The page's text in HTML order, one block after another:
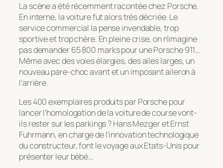
La scène a été récemment racontée chez Porsche.
En interne, la voiture fut alors très décriée. Le
service commercial la pense invendable, trop
sportive et trop chère. En pleine crise, on n’imagine
pas demander 65 800 marks pour une Porsche 911…
Même avec des voies élargies, des ailes larges, un
nouveau pare-choc avant et un imposant aileron à
l’arrière.
Les 400 exemplaires produits par Porsche pour
lancer l’homologation de la voiture de course vont-
ils rester sur les parkings ? Hans Mezger et Ernst
Fuhrmann, en charge de l’innovation technologique
du constructeur, font le voyage aux Etats-Unis pour
présenter leur bébé…